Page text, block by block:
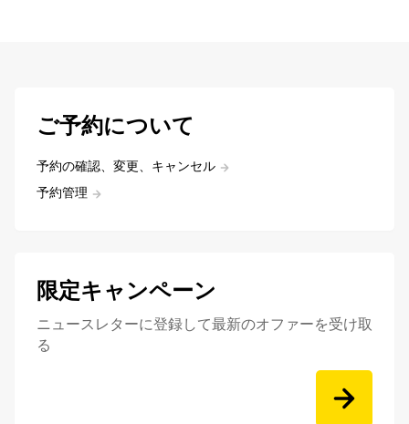
ご予約について
予約の確認、変更、キャンセル
予約管理
限定キャンペーン
ニュースレターに登録して最新のオファーを受け取
る